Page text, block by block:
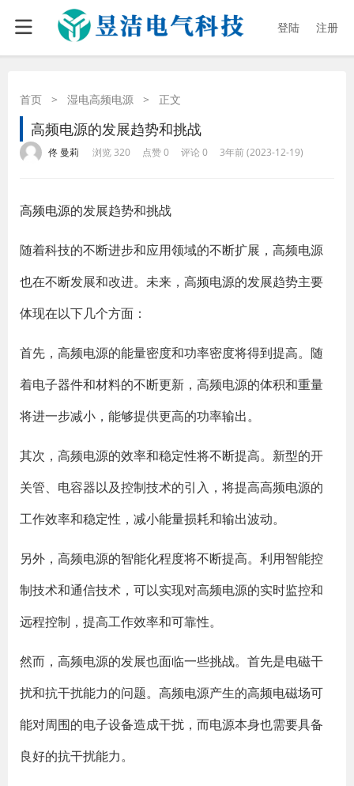
登陆 注册
首页 > 湿电高频电源 > 正文
高频电源的发展趋势和挑战
佟 曼莉 浏览 320 点赞 0 评论 0 3年前 (2023-12-19)
高频电源的发展趋势和挑战
随着科技的不断进步和应用领域的不断扩展，高频电源
也在不断发展和改进。未来，高频电源的发展趋势主要
体现在以下几个方面：
首先，高频电源的能量密度和功率密度将得到提高。随
着电子器件和材料的不断更新，高频电源的体积和重量
将进一步减小，能够提供更高的功率输出。
其次，高频电源的效率和稳定性将不断提高。新型的开
关管、电容器以及控制技术的引入，将提高高频电源的
工作效率和稳定性，减小能量损耗和输出波动。
另外，高频电源的智能化程度将不断提高。利用智能控
制技术和通信技术，可以实现对高频电源的实时监控和
远程控制，提高工作效率和可靠性。
然而，高频电源的发展也面临一些挑战。首先是电磁干
扰和抗干扰能力的问题。高频电源产生的高频电磁场可
能对周围的电子设备造成干扰，而电源本身也需要具备
良好的抗干扰能力。